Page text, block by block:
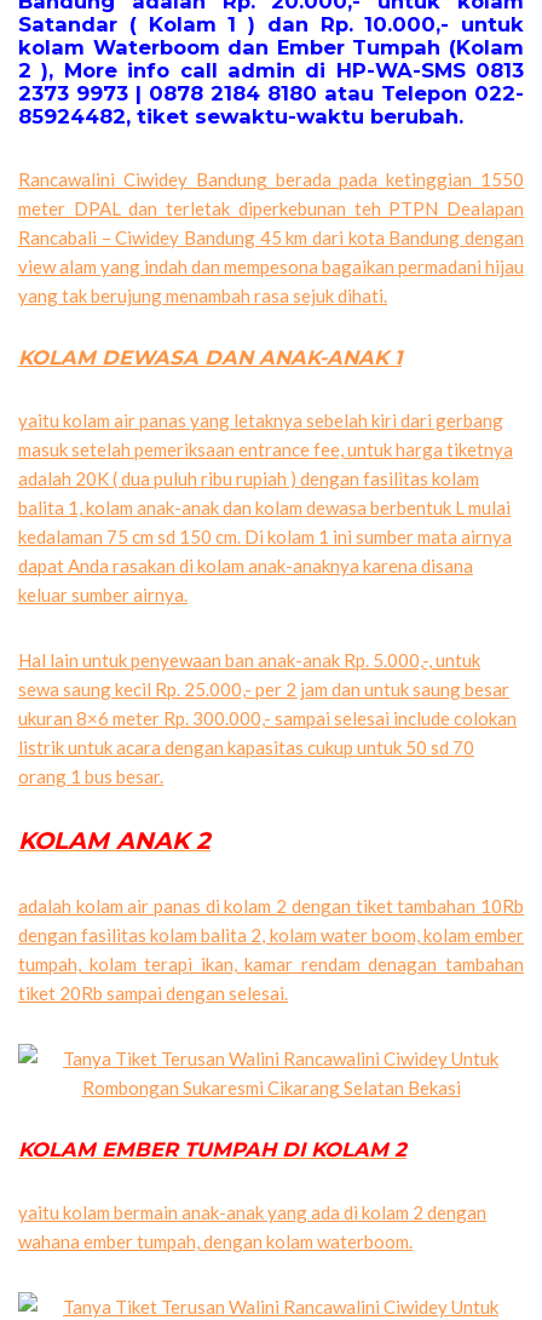
Satandar ( Kolam 1 ) dan Rp. 10.000,- untuk
kolam Waterboom dan Ember Tumpah (Kolam
2 ), More info call admin di HP-WA-SMS 0813
2373 9973 | 0878 2184 8180 atau Telepon 022-
85924482, tiket sewaktu-waktu berubah.
Rancawalini Ciwidey Bandung berada pada ketinggian 1550
meter DPAL dan terletak diperkebunan teh PTPN Dealapan
Rancabali – Ciwidey Bandung 45 km dari kota Bandung dengan
view alam yang indah dan mempesona bagaikan permadani hijau
yang tak berujung menambah rasa sejuk dihati.
KOLAM DEWASA DAN ANAK-ANAK 1
yaitu kolam air panas yang letaknya sebelah kiri dari gerbang
masuk setelah pemeriksaan entrance fee, untuk harga tiketnya
adalah 20K ( dua puluh ribu rupiah ) dengan fasilitas kolam
balita 1, kolam anak-anak dan kolam dewasa berbentuk L mulai
kedalaman 75 cm sd 150 cm. Di kolam 1 ini sumber mata airnya
dapat Anda rasakan di kolam anak-anaknya karena disana
keluar sumber airnya.
Hal lain untuk penyewaan ban anak-anak Rp. 5.000,-, untuk
sewa saung kecil Rp. 25.000,- per 2 jam dan untuk saung besar
ukuran 8×6 meter Rp. 300.000,- sampai selesai include colokan
listrik untuk acara dengan kapasitas cukup untuk 50 sd 70
orang 1 bus besar.
KOLAM ANAK 2
adalah kolam air panas di kolam 2 dengan tiket tambahan 10Rb
dengan fasilitas kolam balita 2, kolam water boom, kolam ember
tumpah, kolam terapi ikan, kamar rendam denagan tambahan
tiket 20Rb sampai dengan selesai.
KOLAM EMBER TUMPAH DI KOLAM 2
yaitu kolam bermain anak-anak yang ada di kolam 2 dengan
wahana ember tumpah, dengan kolam waterboom.